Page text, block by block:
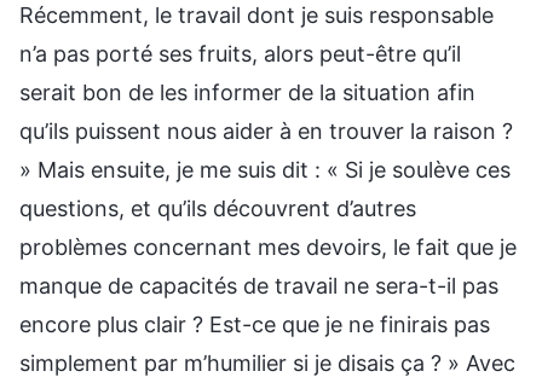
Récemment, le travail dont je suis responsable
n’a pas porté ses fruits, alors peut-être qu’il
serait bon de les informer de la situation afin
qu’ils puissent nous aider à en trouver la raison ?
» Mais ensuite, je me suis dit : « Si je soulève ces
questions, et qu’ils découvrent d’autres
problèmes concernant mes devoirs, le fait que je
manque de capacités de travail ne sera-t-il pas
encore plus clair ? Est-ce que je ne finirais pas
simplement par m’humilier si je disais ça ? » Avec